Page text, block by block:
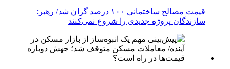
قیمت مصالح ساختمانی ۱۰۰ درصد گران شد/ رهبر:
سازندگان پروژه جدیدی را شروع نمی‌کنند